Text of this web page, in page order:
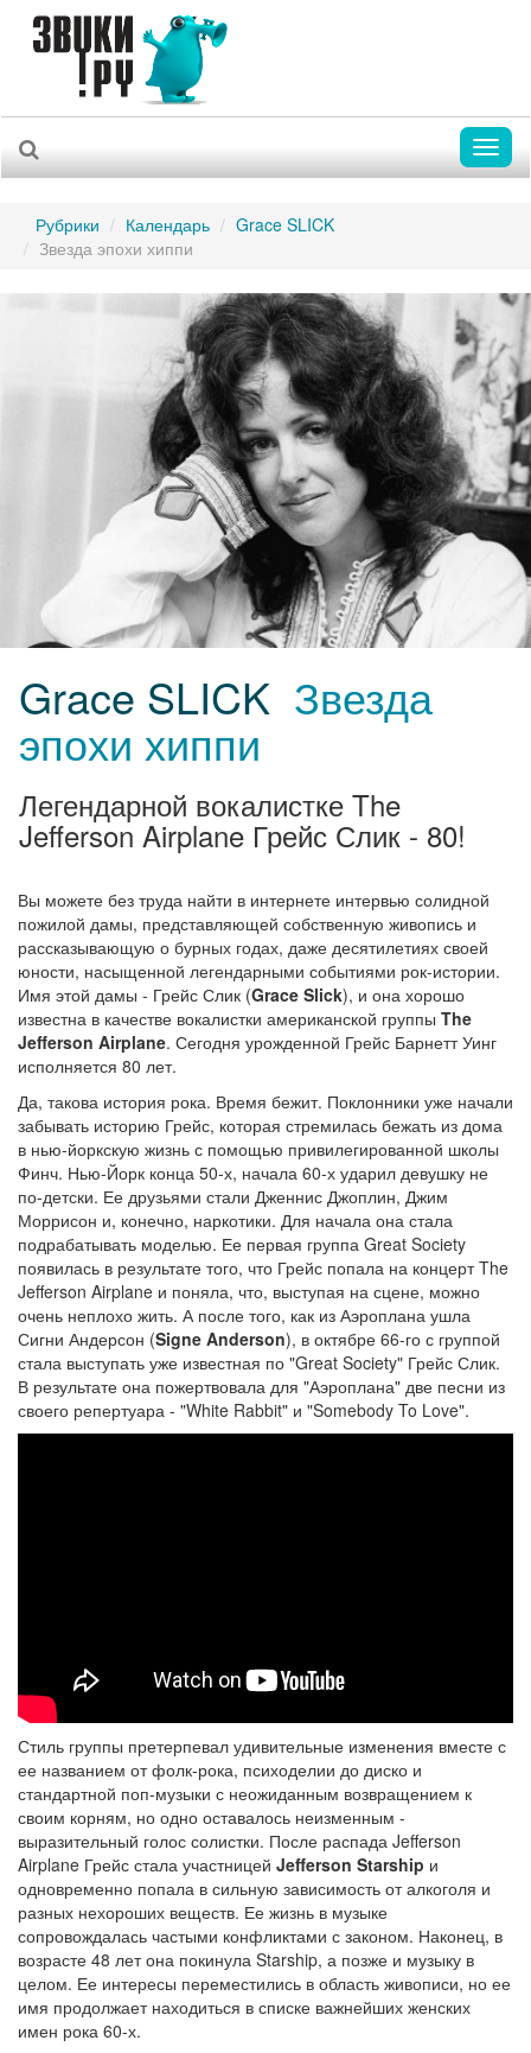
Рубрики Календарь
Grace SLICK
Звезда эпохи хиппи
Grace SLICK Звезда
эпохи хиппи
Легендарной вокалистке The
Jefferson Airplane Грейс Слик - 80!
Вы можете без труда найти в интернете интервью солидной
пожилой дамы, представляющей собственную живопись и
рассказывающую о бурных годах, даже десятилетиях своей
юности, насыщенной легендарными событиями рок-истории.
Имя этой дамы - Грейс Слик (Grace Slick), и она хорошо
известна в качестве вокалистки американской группы The
Jefferson Airplane. Сегодня урожденной Грейс Барнетт Уинг
исполняется 80 лет.
Да, такова история рока. Время бежит. Поклонники уже начали
забывать историю Грейс, которая стремилась бежать из дома
в нью-йоркскую жизнь с помощью привилегированной школы
Финч. Нью-Йорк конца 50-х, начала 60-х ударил девушку не
по-детски. Ее друзьями стали Дженнис Джоплин, Джим
Моррисон и, конечно, наркотики. Для начала она стала
подрабатывать моделью. Ее первая группа Great Society
появилась в результате того, что Грейс попала на концерт The
Jefferson Airplane и поняла, что, выступая на сцене, можно
очень неплохо жить. А после того, как из Аэроплана ушла
Сигни Андерсон (Signe Anderson), в октябре 66-го с группой
стала выступать уже известная по "Great Society" Грейс Слик.
В результате она пожертвовала для "Аэроплана" две песни из
своего репертуара - "White Rabbit" и "Somebody To Love".
Стиль группы претерпевал удивительные изменения вместе с
ее названием от фолк-рока, психоделии до диско и
стандартной поп-музыки с неожиданным возвращением к
своим корням, но одно оставалось неизменным -
выразительный голос солистки. После распада Jefferson
Airplane Грейс стала участницей Jefferson Starship и
одновременно попала в сильную зависимость от алкоголя и
разных нехороших веществ. Ее жизнь в музыке
сопровождалась частыми конфликтами с законом. Наконец, в
возрасте 48 лет она покинула Starship, а позже и музыку в
целом. Ее интересы переместились в область живописи, но ее
имя продолжает находиться в списке важнейших женских
имен рока 60-х.